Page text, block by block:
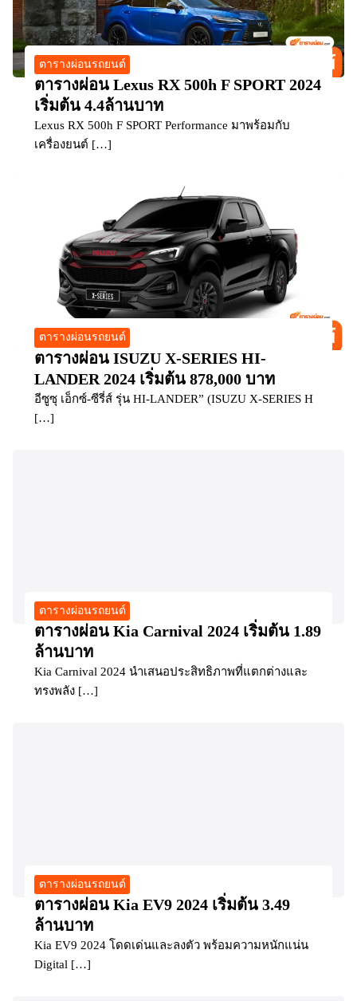
ตารางผ่อนรถยนต์
ตารางผ่อน Lexus RX 500h F SPORT 2024
เริ่มต้น 4.4ล้านบาท
Lexus RX 500h F SPORT Performance มาพร้อมกับ
เครื่องยนต์ […]
ตารางผ่อนรถยนต์
ตารางผ่อน ISUZU X-SERIES HI-
LANDER 2024 เริ่มต้น 878,000 บาท
อีซูซุ เอ็กซ์-ซีรี่ส์ รุ่น HI-LANDER” (ISUZU X-SERIES H
[…]
ตารางผ่อนรถยนต์
ตารางผ่อน Kia Carnival 2024 เริ่มต้น 1.89
ล้านบาท
Kia Carnival 2024 นำเสนอประสิทธิภาพที่แตกต่างและ
ทรงพลัง […]
ตารางผ่อนรถยนต์
ตารางผ่อน Kia EV9 2024 เริ่มต้น 3.49
ล้านบาท
Kia EV9 2024 โดดเด่นและลงตัว พร้อมความหนักแน่น
Digital […]